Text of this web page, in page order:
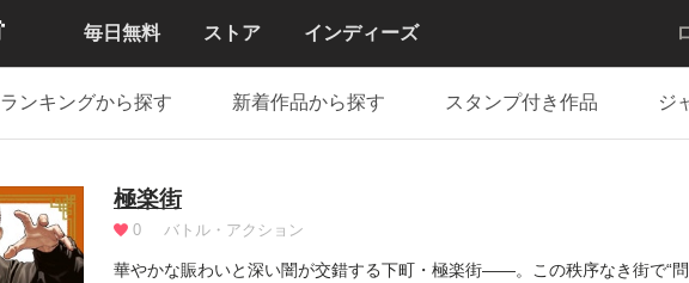
毎日無料 ストア インディーズ
ランキングから探す 新着作品から探す スタンプ付き作品 ジ
極楽街
0 バトル・アクション
華やかな賑わいと深い闇が交錯する下町・極楽街――。この秩序なき街で“